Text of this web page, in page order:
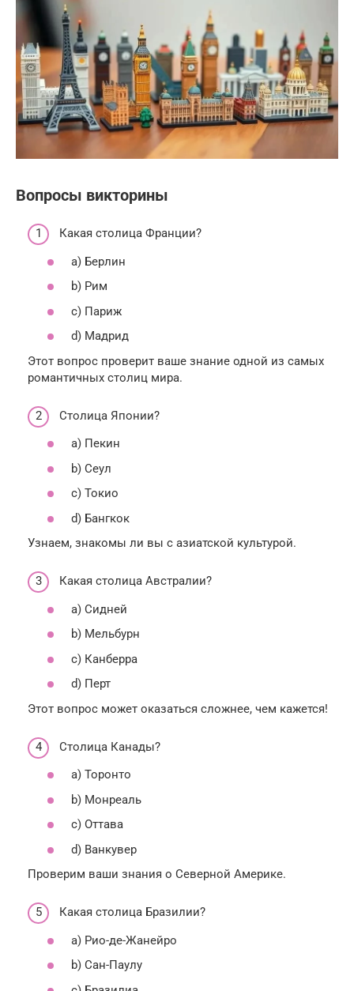
Вопросы викторины
Какая столица Франции?
a) Берлин
b) Рим
c) Париж
d) Мадрид
Этот вопрос проверит ваше знание одной из самых
романтичных столиц мира.
Столица Японии?
a) Пекин
b) Сеул
c) Токио
d) Бангкок
Узнаем, знакомы ли вы с азиатской культурой.
Какая столица Австралии?
a) Сидней
b) Мельбурн
c) Канберра
d) Перт
Этот вопрос может оказаться сложнее, чем кажется!
Столица Канады?
a) Торонто
b) Монреаль
c) Оттава
d) Ванкувер
Проверим ваши знания о Северной Америке.
Какая столица Бразилии?
a) Рио-де-Жанейро
b) Сан-Паулу